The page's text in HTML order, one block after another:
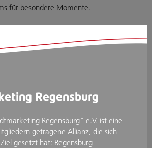
für besondere Momente.
Regensburg
Regensburg" e.V. ist eine
getragene Allianz, die sich
gesetzt hat: Regensburg